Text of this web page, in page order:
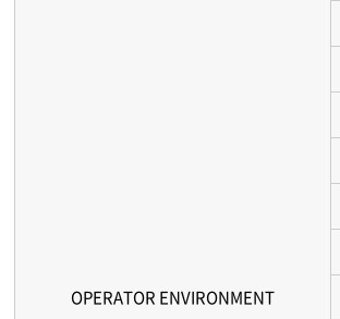
OPERATOR ENVIRONMENT